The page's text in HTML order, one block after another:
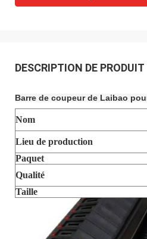
DESCRIPTION DE PRODUIT
Barre de coupeur de Laibao
Nom
Lieu de production
Paquet
Qualité
Taille